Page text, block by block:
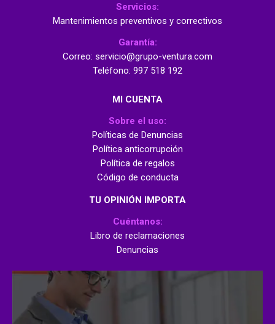
Servicios:
Mantenimientos preventivos y correctivos
Garantía:
Correo: servicio@grupo-ventura.com
Teléfono: 997 518 192
MI CUENTA
Sobre el uso:
Políticas de Denuncias
Política anticorrupción
Política de regalos
Código de conducta
TU OPINIÓN IMPORTA
Cuéntanos:
Libro de reclamaciones
Denuncias